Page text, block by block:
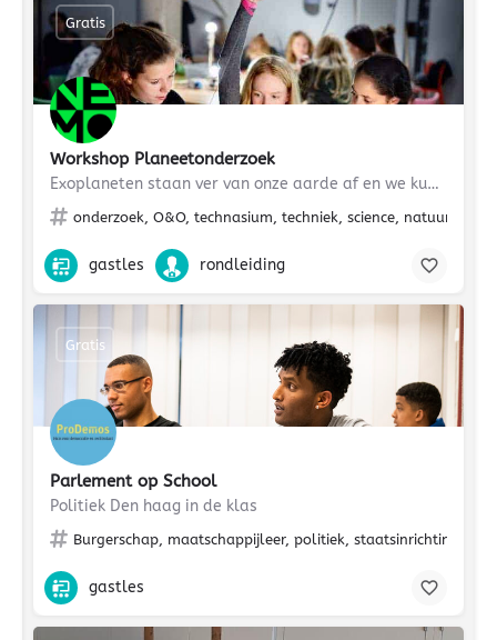
Workshop Planeetonderzoek
Exoplaneten staan ver van onze aarde af en we kunnen er niet zomaar even naar toe. Hoe kun je er dan toch…
onderzoek, O&O, technasium, techniek, science,
Gratis
gastles rondleiding
Parlement op School
Politiek Den haag in de klas
Burgerschap, maatschappijleer, politiek, staatsinrichting,
Gratis
gastles